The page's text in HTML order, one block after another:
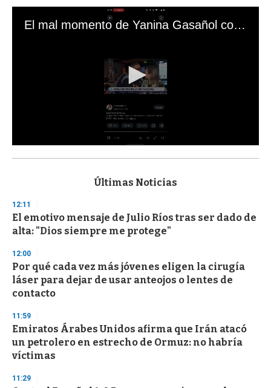
El mal momento de Yanina Gasañol con un hincha argentino en "Subrayado"
s
d
s
o
f
3
s
e
c
o
d
s
Últimas Noticias
12:11
El emotivo mensaje de Julio Ríos tras ser dado de
alta: "Dios siempre me protege"
12:00
Por qué cada vez más jóvenes eligen la cirugía
láser para dejar de usar anteojos o lentes de
contacto
11:59
Emiratos Árabes Unidos afirma que Irán atacó
un petrolero en estrecho de Ormuz: no habría
víctimas
11:29